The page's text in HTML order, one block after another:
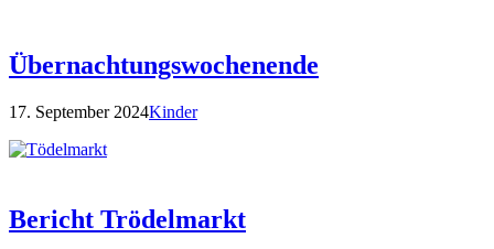
Übernachtungswochenende
17. September 2024Kinder
Bericht Trödelmarkt